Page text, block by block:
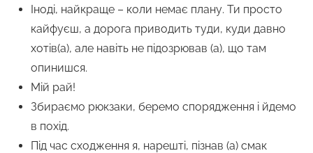
Іноді, найкраще – коли немає плану. Ти просто
кайфуєш, а дорога приводить туди, куди давно
хотів(а), але навіть не підозрював (а), що там
опинишся.
Мій рай!
Збираємо рюкзаки, беремо спорядження і йдемо
в похід.
Під час сходження я, нарешті, пізнав (а) смак